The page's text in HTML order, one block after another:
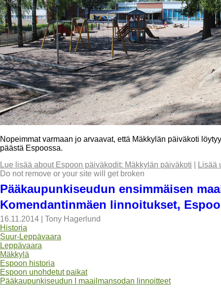
Nopeimmat varmaan jo arvaavat, että Mäkkylän päiväkoti
päästä Espoossa.
Lue lisää about Espoon päiväkodit: Mäkkylän päiväkoti
Lisää
Do not remove or your site will get broken
Pääkaupunkiseudun ensimmäisen
Komendantinmäen linnoitukset, Espoo
16.11.2014
Tony Hagerlund
Historia
Suur-Leppävaara
Leppävaara
Mäkkylä
Espoon historia
Espoon unohdetut paikat
Pääkaupunkiseudun I maailmansodan linnoitteet